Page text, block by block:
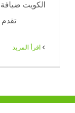
الكويت